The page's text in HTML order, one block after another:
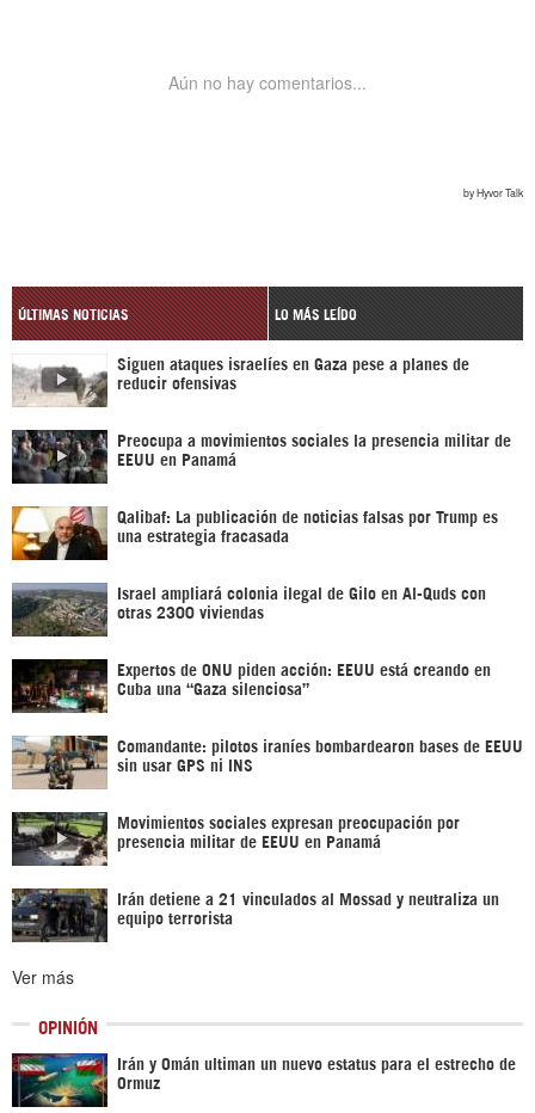
ÚLTIMAS NOTICIAS LO MÁS LEÍDO
Siguen ataques israelíes en Gaza pese a planes de
reducir ofensivas
Preocupa a movimientos sociales la presencia militar de
EEUU en Panamá
Qalibaf: La publicación de noticias falsas por Trump es
una estrategia fracasada
Israel ampliará colonia ilegal de Gilo en Al-Quds con
otras 2300 viviendas
Expertos de ONU piden acción: EEUU está creando en
Cuba una “Gaza silenciosa”
Comandante: pilotos iraníes bombardearon bases de EEUU
sin usar GPS ni INS
Movimientos sociales expresan preocupación por
presencia militar de EEUU en Panamá
Irán detiene a 21 vinculados al Mossad y neutraliza un
equipo terrorista
Ver más
OPINIÓN
Irán y Omán ultiman un nuevo estatus para el estrecho de
Ormuz